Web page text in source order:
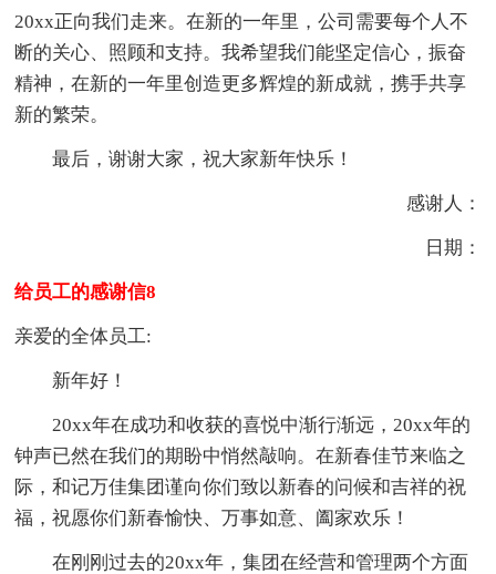
20xx正向我们走来。在新的一年里，公司需要每个人不
断的关心、照顾和支持。我希望我们能坚定信心，振奋
精神，在新的一年里创造更多辉煌的新成就，携手共享
新的繁荣。
最后，谢谢大家，祝大家新年快乐！
感谢人：
日期：
给员工的感谢信8
亲爱的全体员工:
新年好！
20xx年在成功和收获的喜悦中渐行渐远，20xx年的
钟声已然在我们的期盼中悄然敲响。在新春佳节来临之
际，和记万佳集团谨向你们致以新春的问候和吉祥的祝
福，祝愿你们新春愉快、万事如意、阖家欢乐！
在刚刚过去的20xx年，集团在经营和管理两个方面